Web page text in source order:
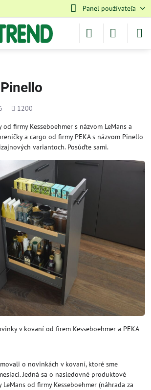
Panel používateľa
Počet
1200
firmy Kesseboehmer s názvom LeMans a
a cargo od firmy PEKA s názvom Pinello
variantoch. Posúďte sami.
v kovaní od firem Kesseboehmer a PEKA
o novinkách v kovaní, ktoré sme
Jedná sa o nasledovné produktové
od firmy Kesseboehmer (náhrada za